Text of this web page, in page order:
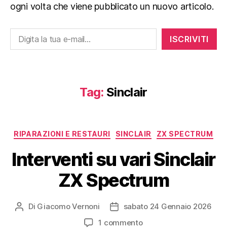
ogni volta che viene pubblicato un nuovo articolo.
Digita la tua e-mail...
ISCRIVITI
Tag: Sinclair
Categorie
RIPARAZIONI E RESTAURI SINCLAIR ZX SPECTRUM
Interventi su vari Sinclair
ZX Spectrum
Autore
Di Giacomo Vernoni
Datasabato 24 Gennaio 2026
1 commentosu